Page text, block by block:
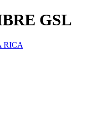
GSL
RICA